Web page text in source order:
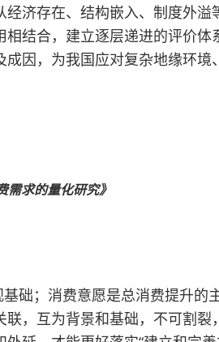
济存在、结构嵌入、制度外溢
结合，建立逐层递进的评价体
因，为我国应对复杂地缘环境
需求的量化研究》
础；消费意愿是总消费提升的主
，互为背景和基础，不可割裂